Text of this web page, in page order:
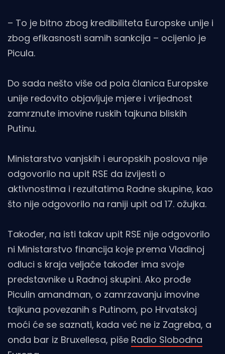
– To je bitno zbog kredibiliteta Europske unije i
zbog efikasnosti samih sankcija – ocijenio je
Picula.
Do sada nešto više od pola članica Europske
unije redovito objavljuje mjere i vrijednost
zamrznute imovine ruskih tajkuna bliskih
Putinu.
Ministarstvo vanjskih i europskih poslova nije
odgovorilo na upit RSE da izvijesti o
aktivnostima i rezultatima Radne skupine, kao
što nije odgovorilo na raniji upit od 17. ožujka.
Također, na isti takav upit RSE nije odgovorilo
ni Ministarstvo financija koje prema Vladinoj
odluci s kraja veljače također ima svoje
predstavnike u Radnoj skupini. Ako prođe
Piculin amandman, o zamrzavanju imovine
tajkuna povezanih s Putinom, po Hrvatskoj
moći će se saznati, kada već ne iz Zagreba, a
onda bar iz Bruxellesa, piše Radio Slobodna